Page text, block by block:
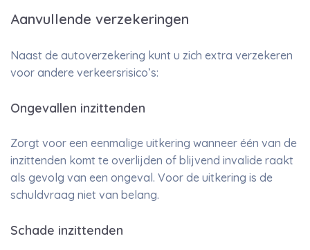
Aanvullende verzekeringen
Naast de autoverzekering kunt u zich extra verzekeren
voor andere verkeersrisico’s:
Ongevallen inzittenden
Zorgt voor een eenmalige uitkering wanneer één van de
inzittenden komt te overlijden of blijvend invalide raakt
als gevolg van een ongeval. Voor de uitkering is de
schuldvraag niet van belang.
Schade inzittenden